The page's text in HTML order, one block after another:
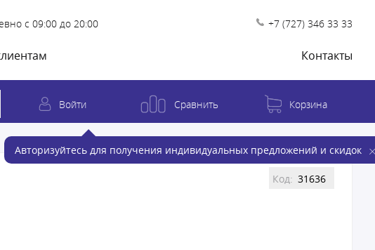
с 09:00 до 20:00 +7 (727) 346 33 33
Контакты
Войти
Авторизуйтесь для получения индивидуальных предложений и скидок
Сравнить Корзина
Код: 31636